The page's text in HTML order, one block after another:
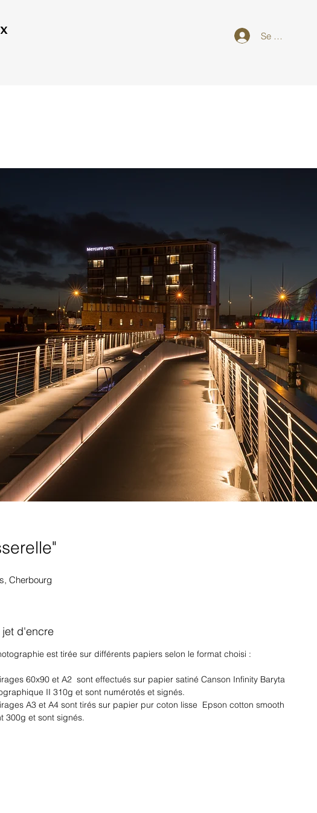
Se connecter
Cherbourg
jet d'encre
est tirée sur différents papiers selon le format choisi :
60x90 et A2 sont effectués sur papier satiné Canson Infinity Baryta
II 310g et sont numérotés et signés.
A3 et A4 sont tirés sur papier pur coton lisse Epson cotton smooth
300g et sont signés.